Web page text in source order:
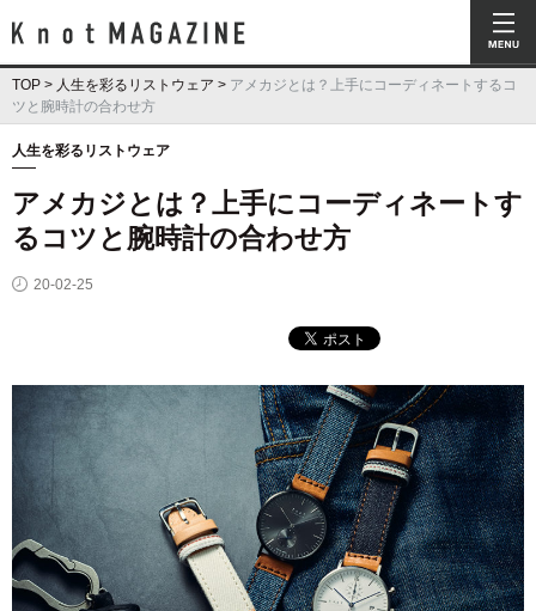
Knot Magazine ノットマガジン
TOP > 人生を彩るリストウェア > アメカジとは？上手にコーディネートするコ
ツと腕時計の合わせ方
人生を彩るリストウェア
アメカジとは？上手にコーディネートす
るコツと腕時計の合わせ方
20-02-25